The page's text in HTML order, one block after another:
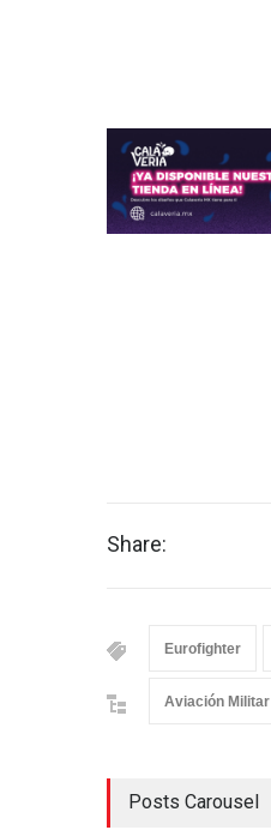
Share:
Eurofighter
Aviación Militar
Posts Carousel